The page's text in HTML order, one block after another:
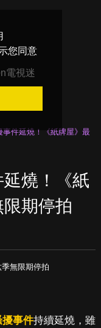
您同意
電視迷
事件延燒！《紙牌屋》最
燒！《紙
期停拍
擾事件持續延燒，雖